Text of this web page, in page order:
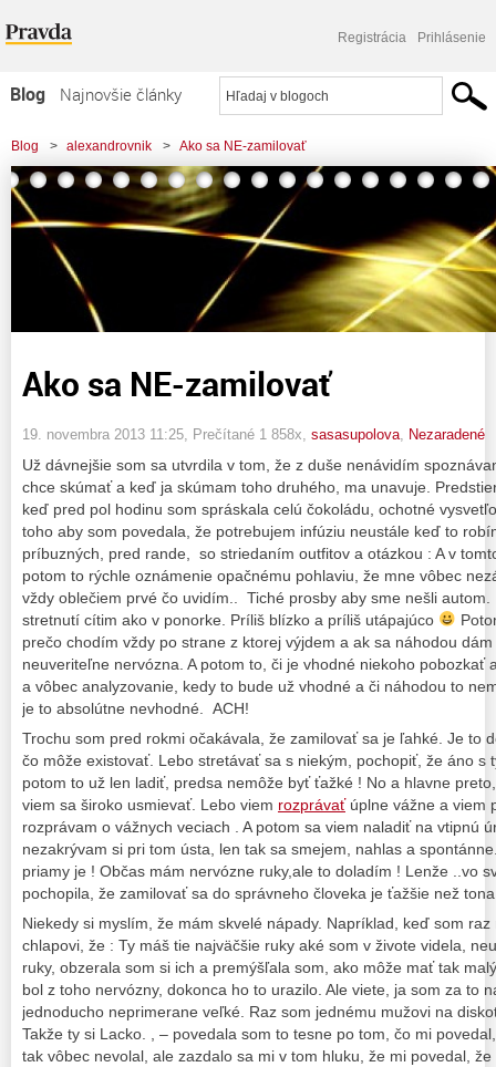
Registrácia Prihlásenie
Blog
Najnovšie články
Najčítanejšie články
Najkomentovanejšie články
Zoznam blogov
Komerčné blogy
Blog > alexandrovnik > Ako sa NE-zamilovať
Ako sa NE-zamilovať
19. novembra 2013 11:25 , Prečítané 1 858x, sasasupolova Nezaradené
Už dávnejšie som sa utvrdila v tom, že z duše nenávidím
chce skúmať a keď ja skúmam toho druhého, ma unavuje.
keď pred pol hodinu som spráskala celú čokoládu, ochotné
toho aby som povedala, že potrebujem infúziu neustále keď to
príbuzných, pred rande, so striedaním outfitov a otázkou : A v
potom to rýchle oznámenie opačnému pohlaviu, že mne vôbec
vždy oblečiem prvé čo uvidím.. Tiché prosby aby sme nešli
stretnutí cítim ako v ponorke. Príliš blízko a príliš utápajúco
prečo chodím vždy po strane z ktorej výjdem a ak sa náhodou
neuveriteľne nervózna. A potom to, či je vhodné niekoho pobozkať
a vôbec analyzovanie, kedy to bude už vhodné a či náhodou to
je to absolútne nevhodné. ACH!
Trochu som pred rokmi očakávala, že zamilovať sa je ľahké. Je to
čo môže existovať. Lebo stretávať sa s niekým, pochopiť, že áno s
potom to už len ladiť, predsa nemôže byť ťažké ! No a hlavne
viem sa široko usmievať. Lebo viem rozprávaťúplne vážne a viem
rozprávam o vážnych veciach . A potom sa viem naladiť na vtipnú
nezakrývam si pri tom ústa, len tak sa smejem, nahlas a
priamy je ! Občas mám nervózne ruky,ale to doladím ! Lenže ..vo
pochopila, že zamilovať sa do správneho človeka je ťažšie než
Niekedy si myslím, že mám skvelé nápady. Napríklad, keď som
chlapovi, že : Ty máš tie najväčšie ruky aké som v živote videla,
ruky, obzerala som si ich a premýšľala som, ako môže mať tak
bol z toho nervózny, dokonca ho to urazilo. Ale viete, ja som za to
jednoducho neprimerane veľké. Raz som jednému mužovi na
Takže ty si Lacko. , – povedala som to tesne po tom, čo mi
tak vôbec nevolal, ale zazdalo sa mi v tom hluku, že mi povedal,